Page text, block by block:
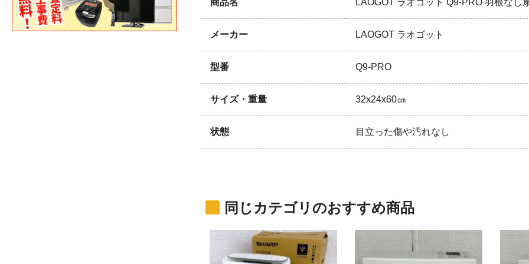
メーカー LAOGOT ラオゴット
型番 Q9-PRO
サイズ・重量 32x24x60㎝
状態 目立った傷や汚れなし
同じカテゴリのおすすめ商品